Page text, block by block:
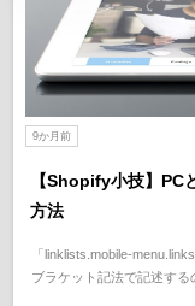
9か月前
【Shopify小技】PC
方法
「linklists.mobile-
ブラケット記法で記述する